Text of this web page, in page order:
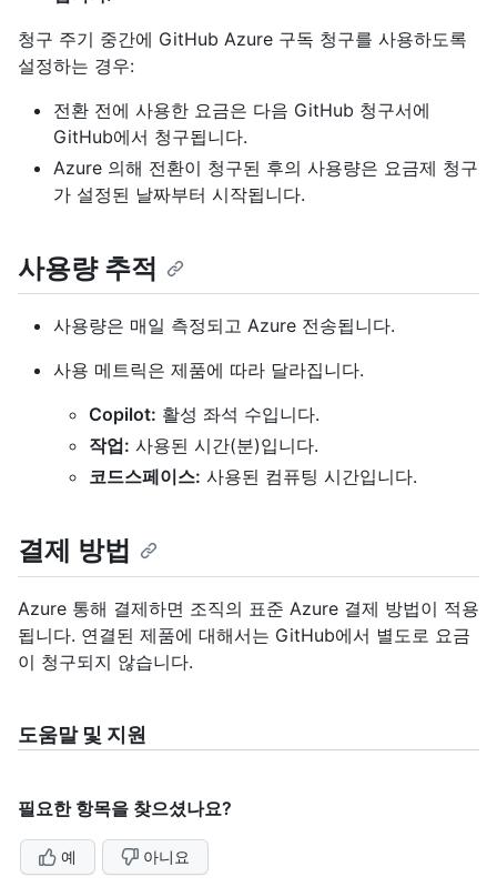
청구 주기 중간에 GitHub Azure 구독 청구를 사용하도록
설정하는 경우:
전환 전에 사용한 요금은 다음 GitHub 청구서에
GitHub에서 청구됩니다.
Azure 의해 전환이 청구된 후의 사용량은 요금제 청구
가 설정된 날짜부터 시작됩니다.
사용량 추적
사용량은 매일 측정되고 Azure 전송됩니다.
사용 메트릭은 제품에 따라 달라집니다.
Copilot: 활성 좌석 수입니다.
작업: 사용된 시간(분)입니다.
코드스페이스: 사용된 컴퓨팅 시간입니다.
결제 방법
Azure 통해 결제하면 조직의 표준 Azure 결제 방법이 적용
됩니다. 연결된 제품에 대해서는 GitHub에서 별도로 요금
이 청구되지 않습니다.
도움말 및 지원
필요한 항목을 찾으셨나요?
예 아니요